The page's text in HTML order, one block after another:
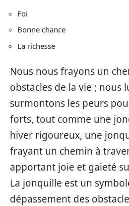
Foi
Bonne chance
La richesse
Nous nous frayons un
obstacles de la vie ; nous
surmontons les peurs
forts, tout comme une
hiver rigoureux, une
frayant un chemin à
apportant joie et gaieté
La jonquille est un
dépassement des